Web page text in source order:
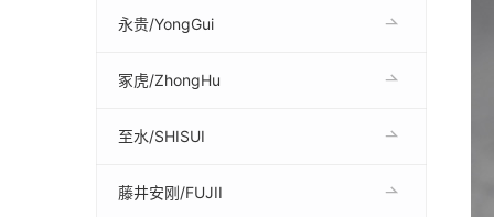
永贵/YongGui
冢虎/ZhongHu
至水/SHISUI
藤井安刚/FUJII